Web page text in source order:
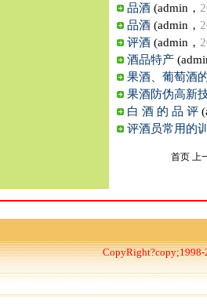
品酒(admin，
品酒(admin，
评酒(admin，
酒品特产
果酒、葡萄酒
果酒防伪高新
白 酒 的 品 评
评酒员常用的
首页 上
CopyRight?copy;1998-